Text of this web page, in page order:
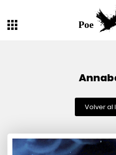
Volver al